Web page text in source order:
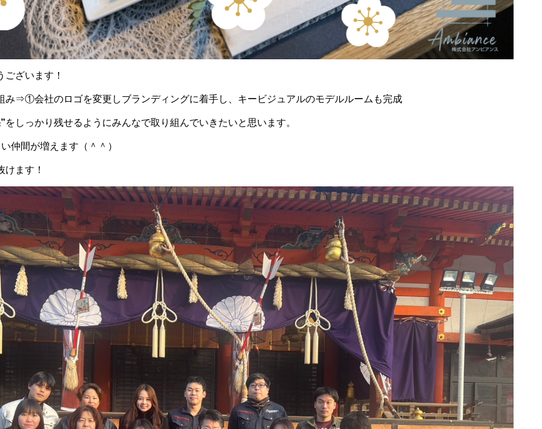
ざいます！
み⇒①会社のロゴを変更しブランディングに着手し、キービジュアルのモデルルームも完成
をしっかり残せるようにみんなで取り組んでいきたいと思います。
仲間が増えます（＾＾）
けます！